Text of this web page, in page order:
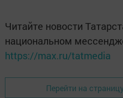
Читайте новости
национальном
https://max.ru/tatmedia
Перейти на